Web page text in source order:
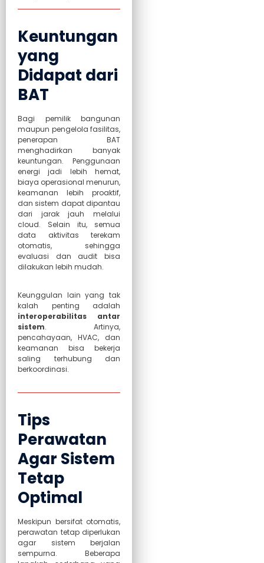
Keuntungan
yang
Didapat dari
BAT
Bagi pemilik bangunan
maupun pengelola fasilitas,
penerapan BAT
menghadirkan banyak
keuntungan. Penggunaan
energi jadi lebih hemat,
biaya operasional menurun,
keamanan lebih proaktif,
dan sistem dapat dipantau
dari jarak jauh melalui
cloud. Selain itu, semua
data aktivitas terekam
otomatis, sehingga
evaluasi dan audit bisa
dilakukan lebih mudah.
Keunggulan lain yang tak
kalah penting adalah
interoperabilitas antar
sistem. Artinya,
pencahayaan, HVAC, dan
keamanan bisa bekerja
saling terhubung dan
berkoordinasi.
Tips
Perawatan
Agar Sistem
Tetap
Optimal
Meskipun bersifat otomatis,
perawatan tetap diperlukan
agar sistem berjalan
sempurna. Beberapa